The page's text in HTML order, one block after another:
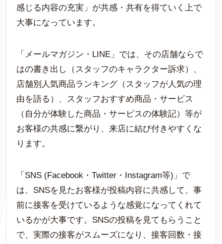
感じる内容の充実」が共感・共有を得ていく上で
大事になっています。
「メールマガジン・LINE」では、その店舗ならで
はの書き出し（スタッフのキャラクター訴求）、
店舗別人気商品ランキング（スタッフが人気の理
由を語る）、スタッフおすすめ商品・サービス
（自分が体験した商品・サービスの体験記）等が
お客様の共感に繋がり、来店に結び付きやすくな
ります。
「SNS (Facebook・Twitter・Instagram等)」で
は、SNSを見たお客様が投稿内容に共感して、事
前に接客を受けているような感覚になってくれて
いるかが大事です。SNSの投稿を見てもらうこと
で、実際の接客がスムーズになり、接客回数・接